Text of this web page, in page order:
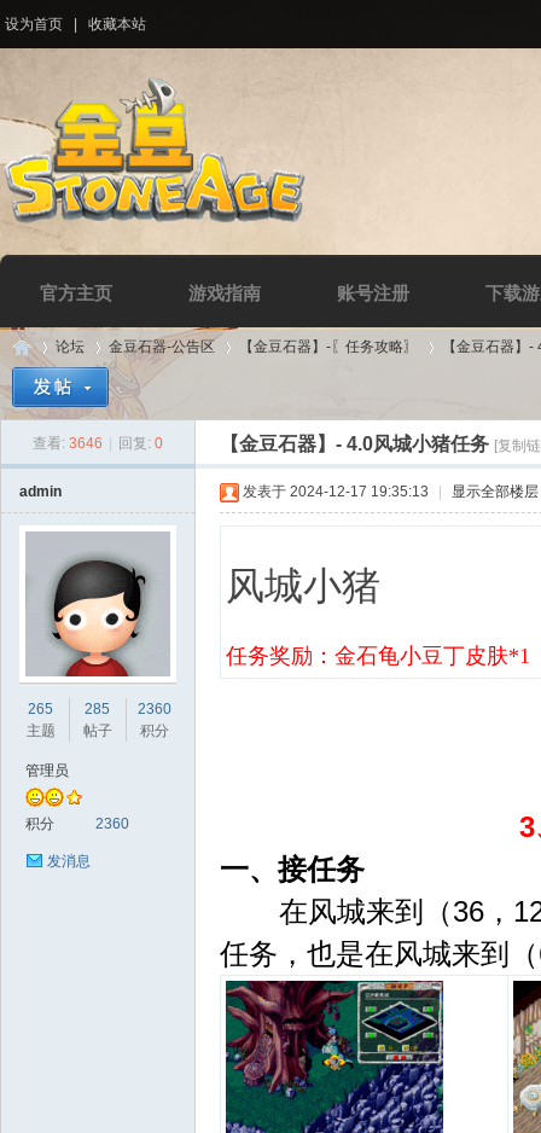
设为首页 收藏本站
官方主页 游戏指南 账号注册 下载
»
论坛
›
金豆石器-公告区 【金豆石器】-〖任务攻略〗
›
【金豆石器】
查看: 3646 回复: 0 【金豆石器】- 4.0风城小猪任务 [复制
admin
265
主题
285
帖子
2360
积分
管理员
积分 2360
发消息
发表于 2024-12-17 19:35:13 显示全部楼层
风城小猪
任务奖励： 金石龟小豆丁皮肤*1
一、接任务
在风城来到（36，
任务，也是在风城来到